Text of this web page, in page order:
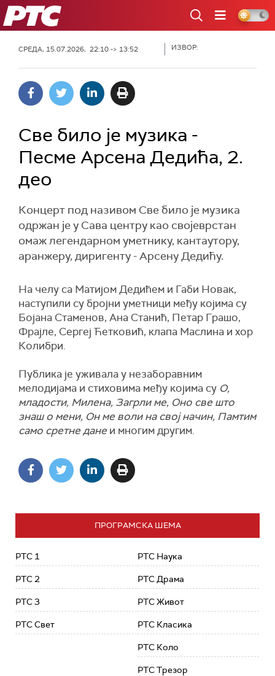
РТС
СРЕДА, 15.07.2026, 22:10 -> 13:52 ИЗВОР:
Све било је музика -
Песме Арсена Дедића, 2.
део
Концерт под називом Све било је музика
одржан је у Сава центру као својеврстан
омаж легендарном уметнику, кантаутору,
аранжеру, диригенту - Арсену Дедићу.
На челу са Матијом Дедићем и Габи Новак,
наступили су бројни уметници међу којима су
Бојана Стаменов, Ана Станић, Петар Грашо,
Фрајле, Сергеј Ћетковић, клапа Маслина и хор
Колибри.
Публика је уживала у незаборавним
мелодијама и стиховима међу којима су О,
младости, Милена, Загрли ме, Оно све што
знаш о мени, Он ме воли на свој начин, Памтим
само сретне данеи многим другим.
ПРОГРАМСКА ШЕМА
РТС 1
РТС 2
РТС 3
РТС Свет
РТС Наука
РТС Драма
РТС Живот
РТС Класика
РТС Коло
РТС Трезор